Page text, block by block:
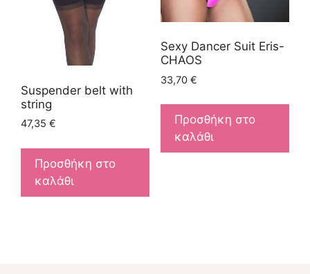
Suspender belt with
string
47,35 €
Προσθήκη στο
καλάθι
Sexy Dancer Suit Eris-
CHAOS
33,70 €
Προσθήκη στο
καλάθι